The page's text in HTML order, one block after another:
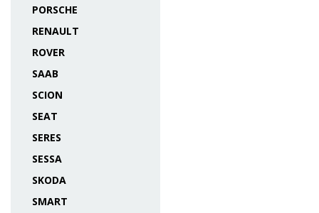
PORSCHE
RENAULT
ROVER
SAAB
SCION
SEAT
SERES
SESSA
SKODA
SMART